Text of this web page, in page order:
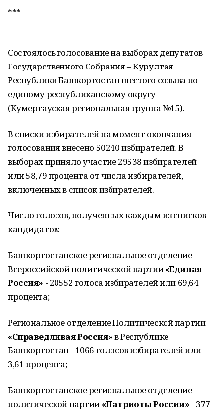
***
Состоялось голосование на выборах депутатов
Государственного Собрания – Курултая
Республики Башкортостан шестого созыва по
единому республиканскому округу
(Кумертауская региональная группа №15).
В списки избирателей на момент окончания
голосования внесено 50240 избирателей. В
выборах приняло участие 29538 избирателей
или 58,79 процента от числа избирателей,
включенных в список избирателей.
Число голосов, полученных каждым из списков
кандидатов:
Башкортостанское региональное отделение
Всероссийской политической партии«Единая
Россия» - 20552 голоса избирателей или 69,64
процента;
Региональное отделение Политической партии
«Справедливая Россия»в Республике
Башкортостан - 1066 голосов избирателей или
3,61 процента;
Башкортостанское региональное отделение
политической партии «Патриоты России» - 377